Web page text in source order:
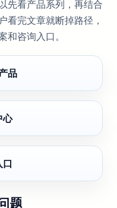
先看产品系列，再结合
看完文章就断掉路径，
和咨询入口。
品
心
题